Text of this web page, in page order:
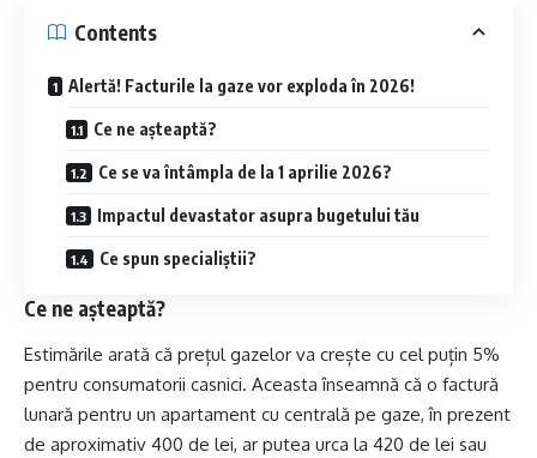
Contents
Alertă! Facturile la gaze vor exploda în 2026!
Ce ne așteaptă?
Ce se va întâmpla de la 1 aprilie 2026?
Impactul devastator asupra bugetului tău
Ce spun specialiștii?
Ce ne așteaptă?
Estimările arată că prețul gazelor va crește cu cel puțin 5%
pentru consumatorii casnici. Aceasta înseamnă că o factură
lunară pentru un apartament cu centrală pe gaze, în prezent
de aproximativ 400 de lei, ar putea urca la 420 de lei sau